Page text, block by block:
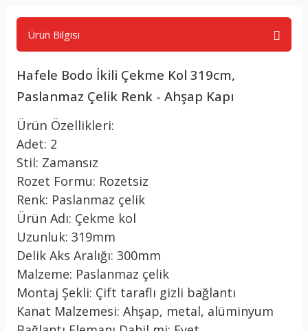
Ürün Bilgisi
Hafele Bodo İkili Çekme Kol 319cm,
Paslanmaz Çelik Renk - Ahşap Kapı
Ürün Özellikleri:
Adet: 2
Stil: Zamansız
Rozet Formu: Rozetsiz
Renk: Paslanmaz çelik
Ürün Adı: Çekme kol
Uzunluk: 319mm
Delik Aks Aralığı: 300mm
Malzeme: Paslanmaz çelik
Montaj Şekli: Çift taraflı gizli bağlantı
Kanat Malzemesi: Ahşap, metal, alüminyum